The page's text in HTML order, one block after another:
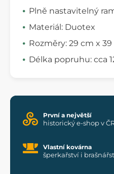
Plně nastavitelný
Materiál: Duotex
Rozměry: 29 cm x
Délka popruhu: cca
První a největší
historický e-shop v
Vlastní kovárna
šperkařství i